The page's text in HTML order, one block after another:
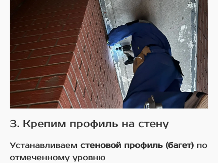
3. Крепим профиль на стену
Устанавливаем стеновой профиль (багет) по
отмеченному уровню